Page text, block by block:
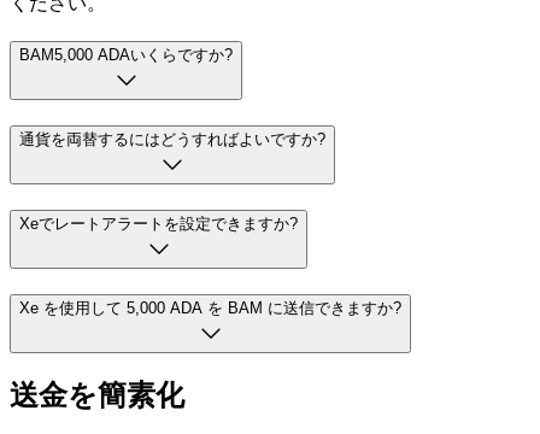
BAM5,000 ADAいくらですか?
通貨を両替するにはどうすればよいですか?
Xeでレートアラートを設定できますか?
Xe を使用して 5,000 ADA を BAM に送信できますか?
送金を簡素化